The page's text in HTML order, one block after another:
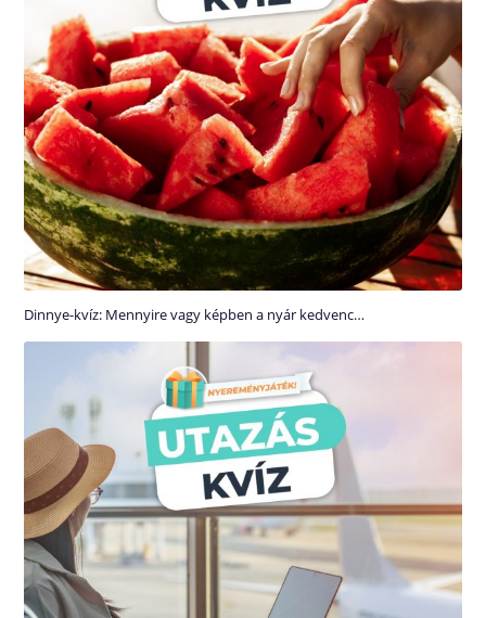
Dinnye-kvíz: Mennyire vagy képben a nyár kedvenc…